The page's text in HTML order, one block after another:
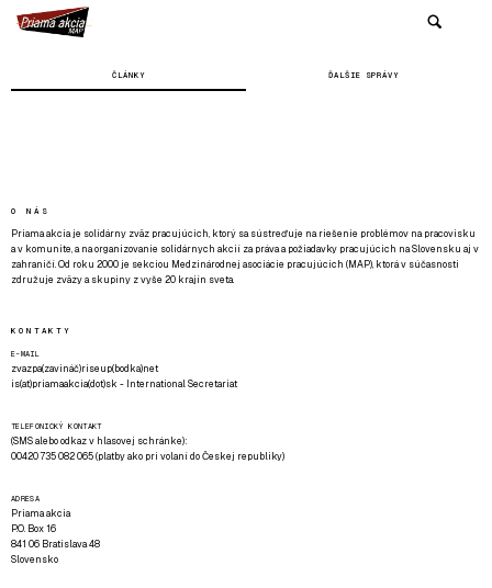
ČLÁNKY ĎALŠIE SPRÁVY
O NÁS
Priama akcia je solidárny zväz pracujúcich, ktorý sa sústreďuje na riešenie problémov na pracovisku
a v komunite, a na organizovanie solidárnych akcií za práva a požiadavky pracujúcich na Slovensku aj v
zahraničí. Od roku 2000 je sekciou Medzinárodnej asociácie pracujúcich (MAP), ktorá v súčasnosti
združuje zväzy a skupiny z vyše 20 krajín sveta.
KONTAKTY
E-MAIL
zvazpa(zavináč)riseup(bodka)net
is(at)priamaakcia(dot)sk - International Secretariat
TELEFONICKÝ KONTAKT
(SMS alebo odkaz v hlasovej schránke):
00420 735 082 065 (platby ako pri volaní do Českej republiky)
ADRESA
Priama akcia
P.O. Box 16
841 06 Bratislava 48
Slovensko